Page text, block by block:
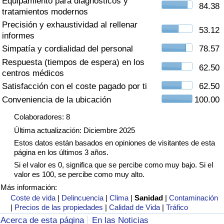
tratamientos modernos
84.38
Precisión y exhaustividad al rellenar
informes
53.12
Simpatía y cordialidad del personal
78.57
Respuesta (tiempos de espera) en los
centros médicos
62.50
Satisfacción con el coste pagado por ti
62.50
Conveniencia de la ubicación
100.00
Colaboradores: 8
Última actualización: Diciembre 2025
Estos datos están basados en opiniones de visitantes de esta
página en los últimos 3 años.
Si el valor es 0, significa que se percibe como muy bajo. Si el
valor es 100, se percibe como muy alto.
Más información:
Coste de vida | Delincuencia |Clima |Sanidad |Contaminación
| Precios de las propiedades |Calidad de Vida |Tráfico
Acerca de esta página En las Noticias
Índice de criminalidad por país
Sanidad
Índice de Sanidad (Actual)
Índice de Sanidad
Contaminación
Índice de Contaminación (Actual)
Índice de contaminación
Índice de Contaminación por País